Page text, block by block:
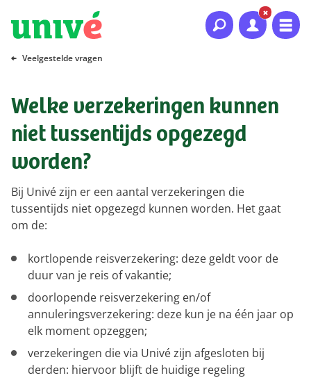
Naar hoofdinhoud
Naar hoofdnavigatie
Naar footer
Veelgestelde vragen
Welke verzekeringen kunnen
niet tussentijds opgezegd
worden?
Bij Univé zijn er een aantal verzekeringen die
tussentijds niet opgezegd kunnen worden. Het gaat
om de:
kortlopende reisverzekering: deze geldt voor de
duur van je reis of vakantie;
doorlopende reisverzekering en/of
annuleringsverzekering: deze kun je na één jaar op
elk moment opzeggen;
verzekeringen die via Univé zijn afgesloten bij
derden: hiervoor blijft de huidige regeling